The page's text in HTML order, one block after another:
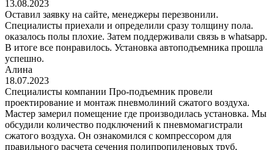
13.08.2023
Оставил заявку на сайте, менеджеры перезвонили.
Специалисты приехали и определили сразу толщину пола.
оказалось полы плохие. Затем поддерживали связь в whatsapp.
В итоге все понравилось. Установка автоподъемника прошла
успешно.
Алина
18.07.2023
Специалисты компании Про-подъемник провели
проектирование и монтаж пневмолиний сжатого воздуха.
Мастер замерил помещение где производилась установка. Мы
обсудили количество подключений к пневмомагистрали
сжатого воздуха. Он ознакомился с компрессором для
правильного расчета сечения полипропиленовых труб,